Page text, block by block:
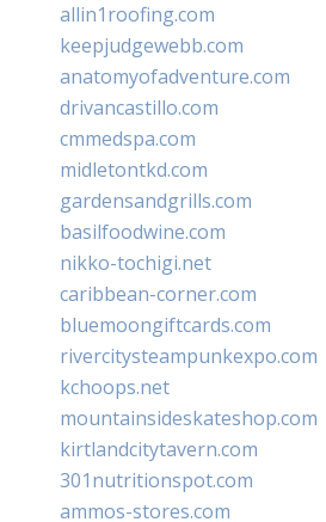
allin1roofing.com
keepjudgewebb.com
anatomyofadventure.com
drivancastillo.com
cmmedspa.com
midletontkd.com
gardensandgrills.com
basilfoodwine.com
nikko-tochigi.net
caribbean-corner.com
bluemoongiftcards.com
rivercitysteampunkexpo.com
kchoops.net
mountainsideskateshop.com
kirtlandcitytavern.com
301nutritionspot.com
ammos-stores.com